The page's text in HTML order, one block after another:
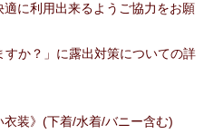
に利用出来るようご協力をお願
か？」に露出対策についての詳
衣装》(下着/水着/バニー含む)